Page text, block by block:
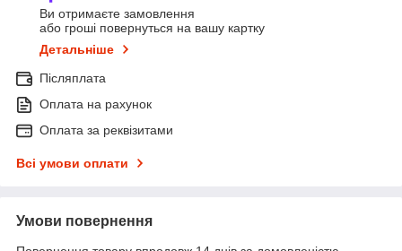
Ви отримаєте замовлення
або гроші повернуться на вашу картку
Детальніше
Післяплата
Оплата на рахунок
Оплата за реквізитами
Всі умови оплати
Умови повернення